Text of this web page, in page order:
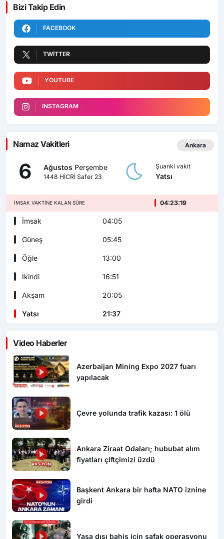
Bizi Takip Edin
FACEBOOK
TWITTER
YOUTUBE
INSTAGRAM
Namaz Vakitleri Ankara
6 Ağustos Perşembe
1448 HİCRİ Safer 23
Şuanki vakit
Yatsı
İMSAK VAKTINE KALAN SÜRE 04:23:18
İmsak 04:05
Güneş 05:45
Öğle 13:00
İkindi 16:51
Akşam 20:05
Yatsı 21:37
Video Haberler
Azerbaijan Mining Expo 2027 fuarı
yapılacak
Çevre yolunda trafik kazası: 1 ölü
Ankara Ziraat Odaları; hububat alım
fiyatları çiftçimizi üzdü
Başkent Ankara bir hafta NATO iznine
girdi
Yasa dışı bahis için şafak operasyonu